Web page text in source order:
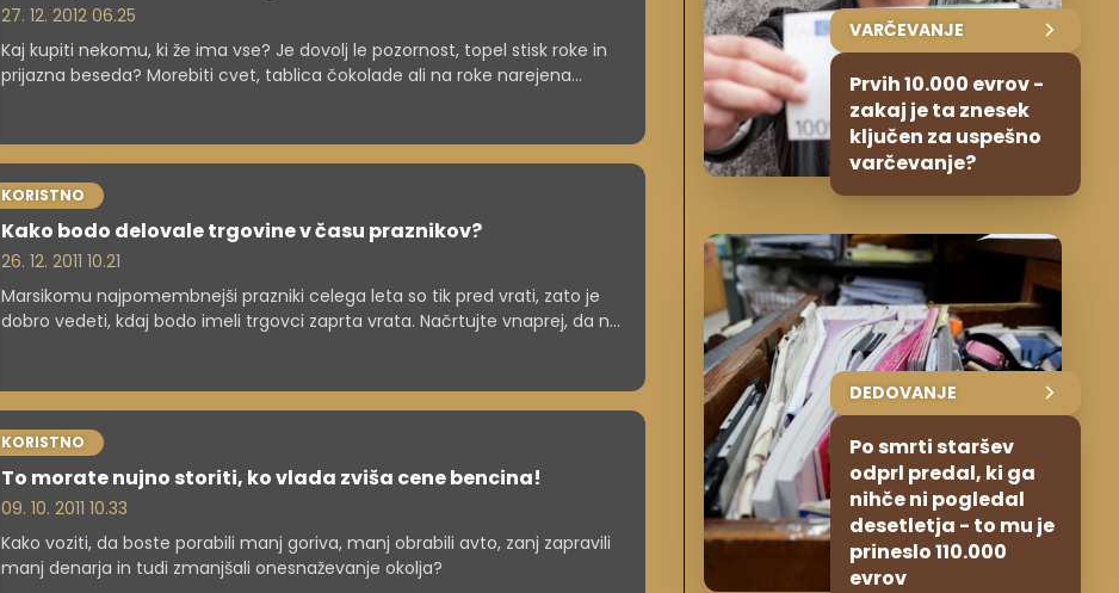
27. 12. 2012 06.25
Kaj kupiti nekomu, ki že ima vse? Je dovolj le pozornost, topel stisk roke in
prijazna beseda? Morebiti cvet, tablica čokolade ali na roke narejena
KORISTNO
Kako bodo delovale trgovine v času praznikov?
26. 12. 2011 10.21
Marsikomu najpomembnejši prazniki celega leta so tik pred vrati, zato je
dobro vedeti, kdaj bodo imeli trgovci zaprta vrata. Načrtujte vnaprej, da ne
KORISTNO
To morate nujno storiti, ko vlada zviša cene bencina!
09. 10. 2011 10.33
Kako voziti, da boste porabili manj goriva, manj obrabili avto, zanj zapravili
manj denarja in tudi zmanjšali onesnaževanje okolja?
VARČEVANJE
Prvih 10.000 evrov -
zakaj je ta znesek
ključen za uspešno
varčevanje?
DEDOVANJE
Po smrti staršev
odprl predal, ki ga
nihče ni pogledal
desetletja - to mu je
prineslo 110.000
evrov